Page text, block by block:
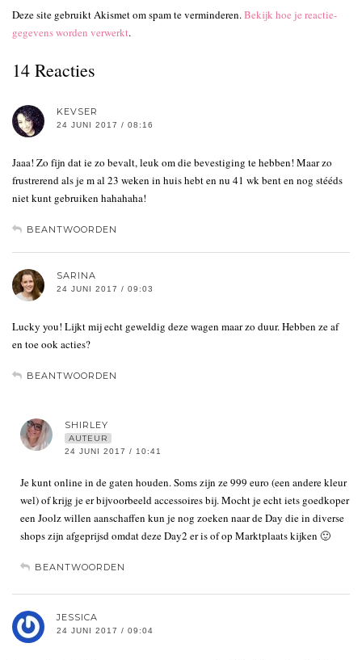
Deze site gebruikt Akismet om spam te verminderen.Bekijk hoe je reactie-
gegevens worden verwerkt.
14 Reacties
KEVSER
24 JUNI 2017 / 08:16
Jaaa! Zo fijn dat ie zo bevalt, leuk om die bevestiging te hebben! Maar zo
frustrerend als je m al 23 weken in huis hebt en nu 41 wk bent en nog stééds
niet kunt gebruiken hahahaha!
BEANTWOORDEN
SARINA
24 JUNI 2017 / 09:03
Lucky you! Lijkt mij echt geweldig deze wagen maar zo duur. Hebben ze af
en toe ook acties?
BEANTWOORDEN
SHIRLEY
AUTEUR
24 JUNI 2017 / 10:41
Je kunt online in de gaten houden. Soms zijn ze 999 euro (een andere kleur
wel) of krijg je er bijvoorbeeld accessoires bij. Mocht je echt iets goedkoper
een Joolz willen aanschaffen kun je nog zoeken naar de Day die in diverse
shops zijn afgeprijsd omdat deze Day2 er is of op Marktplaats kijken 🙂
BEANTWOORDEN
JESSICA
24 JUNI 2017 / 09:04